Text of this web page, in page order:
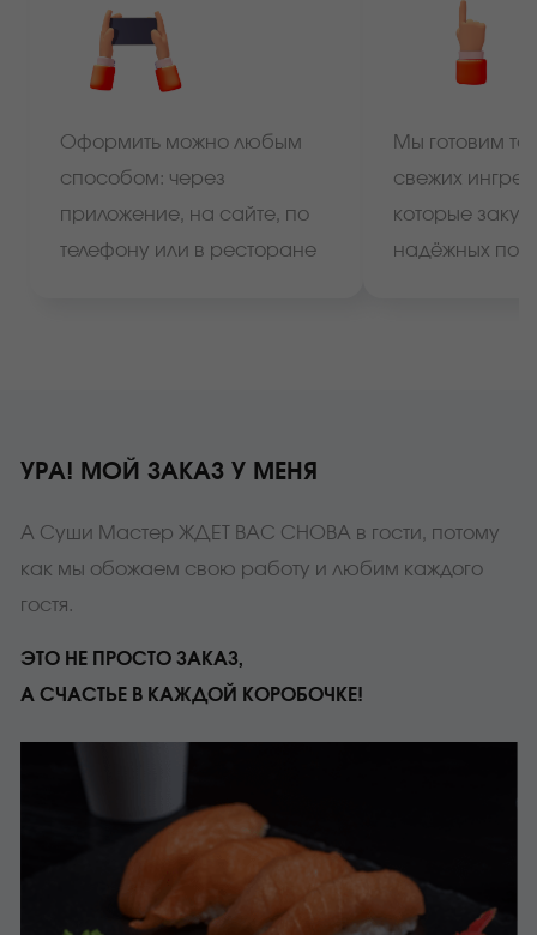
Оформить можно любым
способом: через
приложение, на сайте, по
телефону или в ресторане
Мы готовим
свежих
которые
надёжных
УРА! МОЙ ЗАКАЗ У МЕНЯ
А Суши Мастер ЖДЕТ ВАС СНОВА в гости, потому
как мы обожаем свою работу и любим каждого
гостя.
ЭТО НЕ ПРОСТО ЗАКАЗ,
А СЧАСТЬЕ В КАЖДОЙ КОРОБОЧКЕ!